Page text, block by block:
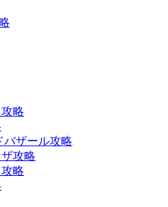
略
バザール攻略
攻略
略